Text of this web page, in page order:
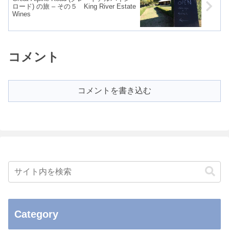
ロード) の旅 – その５ King River Estate
Wines
コメント
コメントを書き込む
Category